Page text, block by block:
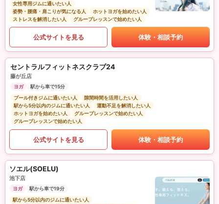
女性専用ジムに通いたい人
姿勢・腰痛・肩こりが気になる人
ホットヨガを始めたい人
ストレスを解消したい人
グループレッスンで始めたい人
公式サイトを見る 体験・相談予約
セントラルフィットネスクラブ24
藤が丘店
ヨガ
駅から車で15分
プール付きジムに通いたい人
隙間時間を活用したい人
駅から5分以内のジムに通いたい人
運動不足を解消したい人
ホットヨガを始めたい人
グループレッスンで始めたい人
グループレッスンで始めたい人
公式サイトを見る 体験・相談予約
ソエル(SOELU)
池下店
ヨガ
駅から車で19分
駅から5分以内のジムに通いたい人